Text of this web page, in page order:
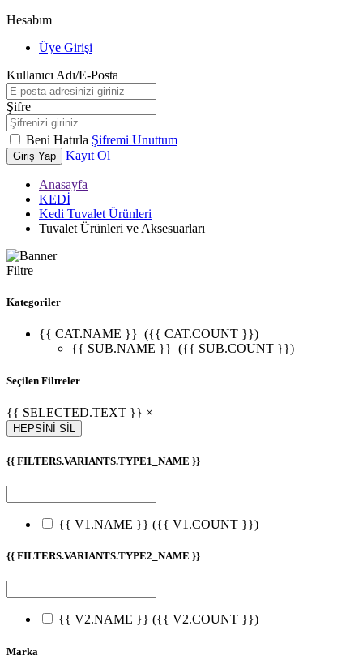
Hesabım
Üye Girişi
Kullanıcı Adı/E-Posta
Şifre
Beni Hatırla Şifremi Unuttum
Giriş Yap Kayıt Ol
Anasayfa
KEDİ
Kedi Tuvalet Ürünleri
Tuvalet Ürünleri ve Aksesuarları
Filtre
Kategoriler
{{ CAT.NAME }} ({{ CAT.COUNT }})
{{ SUB.NAME }} ({{ SUB.COUNT }})
Seçilen Filtreler
{{ SELECTED.TEXT }} ×
HEPSİNİ SİL
{{ FILTERS.VARIANTS.TYPE1_NAME }}
{{ V1.NAME }} ({{ V1.COUNT }})
{{ FILTERS.VARIANTS.TYPE2_NAME }}
{{ V2.NAME }} ({{ V2.COUNT }})
Marka